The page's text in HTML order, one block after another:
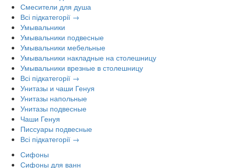
Смесители для душа
Всі підкатегорії →
Умывальники
Умывальники подвесные
Умывальники мебельные
Умывальники накладные на столешницу
Умывальники врезные в столешницу
Всі підкатегорії →
Унитазы и чаши Генуя
Унитазы напольные
Унитазы подвесные
Чаши Генуя
Писсуары подвесные
Всі підкатегорії →
Сифоны
Сифоны для ванн